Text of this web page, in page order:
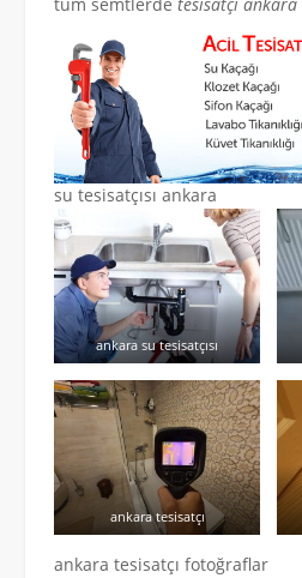
tüm semtlerde tesisatçı ankara
su tesisatçısı ankara
ankara su tesisatçısı
ankara tesisatçı
ankara tesisatçı fotoğraflar